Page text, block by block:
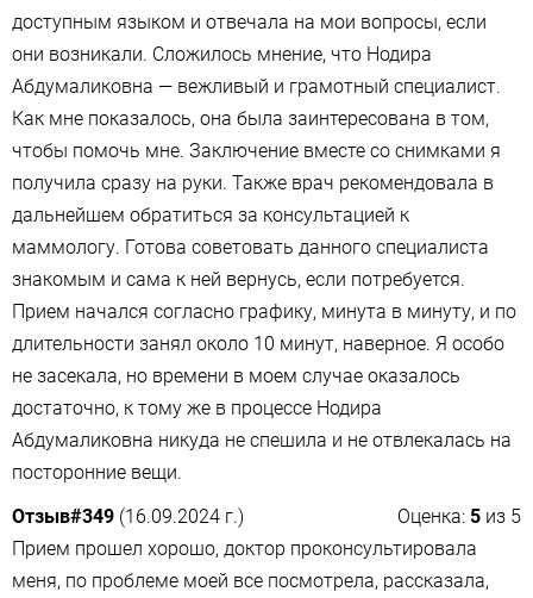
доступным языком и отвечала на мои вопросы, если
они возникали. Сложилось мнение, что Нодира
Абдумаликовна — вежливый и грамотный специалист.
Как мне показалось, она была заинтересована в том,
чтобы помочь мне. Заключение вместе со снимками я
получила сразу на руки. Также врач рекомендовала в
дальнейшем обратиться за консультацией к
маммологу. Готова советовать данного специалиста
знакомым и сама к ней вернусь, если потребуется.
Прием начался согласно графику, минута в минуту, и по
длительности занял около 10 минут, наверное. Я особо
не засекала, но времени в моем случае оказалось
достаточно, к тому же в процессе Нодира
Абдумаликовна никуда не спешила и не отвлекалась на
посторонние вещи.
Отзыв#349 (16.09.2024 г.) Оценка: 5 из 5
Прием прошел хорошо, доктор проконсультировала
меня, по проблеме моей все посмотрела, рассказала,